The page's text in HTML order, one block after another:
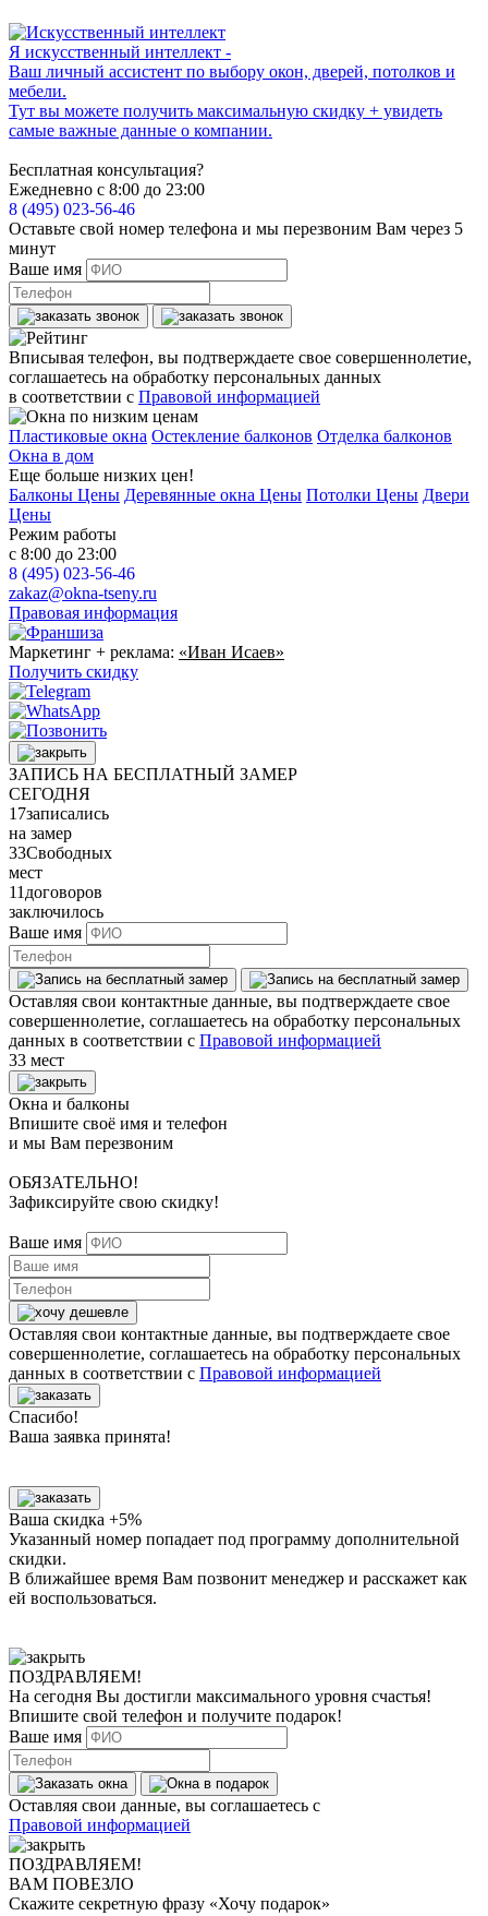
Я искусственный интеллект -
Ваш личный ассистент по выбору окон, дверей, потолков и
мебели.
Тут вы можете получить максимальную скидку + увидеть
самые важные данные о компании.
Бесплатная консультация?
Ежедневно с 8:00 до 23:00
8 (495) 023-56-46
Оставьте свой номер телефона и мы перезвоним Вам через 5
минут
Ваше имя
Вписывая телефон, вы подтверждаете свое совершеннолетие,
соглашаетесь на обработку персональных данных
в соответствии с Правовой информацией
Пластиковые окна Остекление балконов Отделка балконов
Окна в дом
Еще больше низких цен!
Балконы Цены Деревянные окна Цены Потолки Цены Двери
Цены
Режим работы
с 8:00 до 23:00
8 (495) 023-56-46
zakaz@okna-tseny.ru
Правовая информация
Маркетинг + реклама: «Иван Исаев»
Получить скидку
ЗАПИСЬ НА БЕСПЛАТНЫЙ ЗАМЕР
СЕГОДНЯ
17записались
на замер
33Свободных
мест
11договоров
заключилось
Ваше имя
Оставляя свои контактные данные, вы подтверждаете свое
совершеннолетие, соглашаетесь на обработку персональных
данных в соответствии с Правовой информацией
33 мест
Окна и балконы
Впишите своё имя и телефон
и мы Вам перезвоним
ОБЯЗАТЕЛЬНО!
Зафиксируйте свою скидку!
Ваше имя
Оставляя свои контактные данные, вы подтверждаете свое
совершеннолетие, соглашаетесь на обработку персональных
данных в соответствии с Правовой информацией
Спасибо!
Ваша заявка принята!
Ваша скидка +5%
Указанный номер попадает под программу дополнительной
скидки.
В ближайшее время Вам позвонит менеджер и расскажет как
ей воспользоваться.
ПОЗДРАВЛЯЕМ!
На сегодня Вы достигли максимального уровня счастья!
Впишите свой телефон и получите подарок!
Ваше имя
Оставляя свои данные, вы соглашаетесь с
Правовой информацией
ПОЗДРАВЛЯЕМ!
ВАМ ПОВЕЗЛО
Скажите секретную фразу «Хочу подарок»